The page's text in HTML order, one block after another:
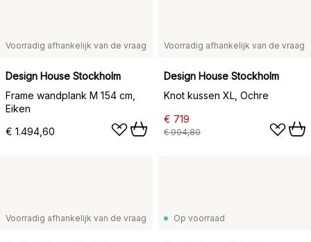
Voorradig afhankelijk van de vraag
Design House Stockholm
Frame wandplank M 154 cm,
Eiken
€ 1.494,60
Voorradig afhankelijk van de vraag
Design House Stockholm
Knot kussen XL, Ochre
€ 719
€ 994,80
Voorradig afhankelijk van de vraag Op voorraad